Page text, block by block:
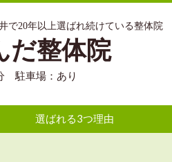
で20年以上選ばれ続けている整体院
だ整体院
駐車場：あり
選ばれる3つ理由